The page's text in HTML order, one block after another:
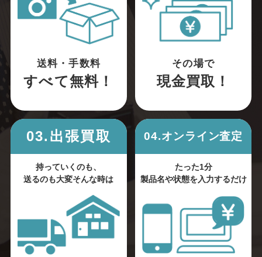
送料・手数料
すべて無料！
その場で
現金買取！
03.出張買取
持っていくのも、
送るのも大変そんな時は
04.オンライン査定
たった1分
製品名や状態を入力するだけ